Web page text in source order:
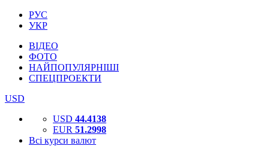
РУС
УКР
ВІДЕО
ФОТО
НАЙПОПУЛЯРНІШІ
СПЕЦПРОЕКТИ
USD
USD 44.4138
EUR 51.2998
Всі курси валют